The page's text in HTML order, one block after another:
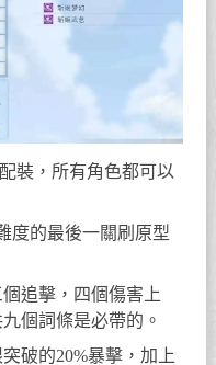
裝，所有角色都可以
度的最後一關刷原型
追擊，四個傷害上
個詞條是必帶的。
破的20%暴擊，加上